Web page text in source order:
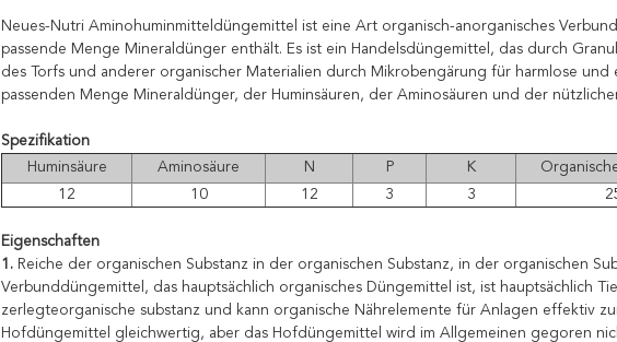
Neues-Nutri Aminohuminmitteldüngemittel ist eine Art organisch-anorganisches
passende Menge Mineraldünger enthält. Es ist ein Handelsdüngemittel, das durch
des Torfs und anderer organischer Materialien durch Mikrobengärung für harmlose
passenden Menge Mineraldünger, der Huminsäuren, der Aminosäuren und der
Spezifikation
Huminsäure
Aminosäure N P K
12
10 12 3 3
Eigenschaften
1. Reiche der organischen Substanz in der organischen Substanz, in der organischen
Verbunddüngemittel, das hauptsächlich organisches Düngemittel ist, ist hauptsächlich
zerlegteorganische substanz und kann organische Nährelemente für Anlagen effektiv
Hofdüngemittel gleichwertig, aber das Hofdüngemittel wird im Allgemeinen gegoren